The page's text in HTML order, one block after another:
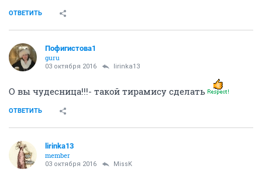
ОТВЕТИТЬ
Пофигистова1
guru
03 октября 2016 lirinka13
О вы чудесница!!!- такой тирамису сделать
ОТВЕТИТЬ
lirinka13
member
03 октября 2016 MissK